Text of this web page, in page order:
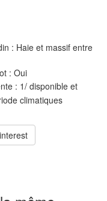
: Haie et massif entre
: Oui
: 1/ disponible et
climatiques